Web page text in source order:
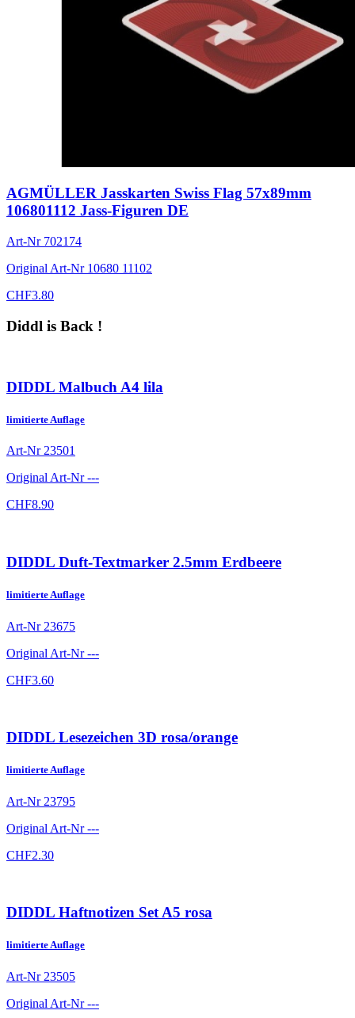
AGMÜLLER Jasskarten Swiss Flag 57x89mm
106801112 Jass-Figuren DE
Art-Nr 702174
Original Art-Nr 10680 11102
CHF3.80
Diddl is Back !
DIDDL Malbuch A4 lila
limitierte Auflage
Art-Nr23501
Original Art-Nr---
CHF8.90
DIDDL Duft-Textmarker 2.5mm Erdbeere
limitierte Auflage
Art-Nr 23675
Original Art-Nr---
CHF3.60
DIDDL Lesezeichen 3D rosa/orange
limitierte Auflage
Art-Nr 23795
Original Art-Nr---
CHF2.30
DIDDL Haftnotizen Set A5 rosa
limitierte Auflage
Art-Nr 23505
Original Art-Nr---